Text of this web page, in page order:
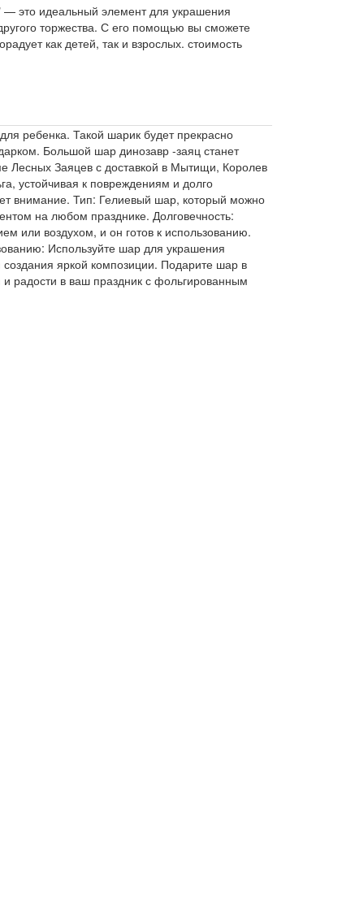
это идеальный элемент для украшения
торжества. С его помощью вы сможете
как детей, так и взрослых. стоимость
ребенка. Такой шарик будет прекрасно
Большой шар динозавр -заяц станет
Лесных Заяцев с доставкой в Мытищи, Королев
устойчивая к повреждениям и долго
внимание. Тип: Гелиевый шар, который можно
на любом празднике. Долговечность:
или воздухом, и он готов к использованию.
Используйте шар для украшения
яркой композиции. Подарите шар в
и радости в ваш праздник с фольгированным